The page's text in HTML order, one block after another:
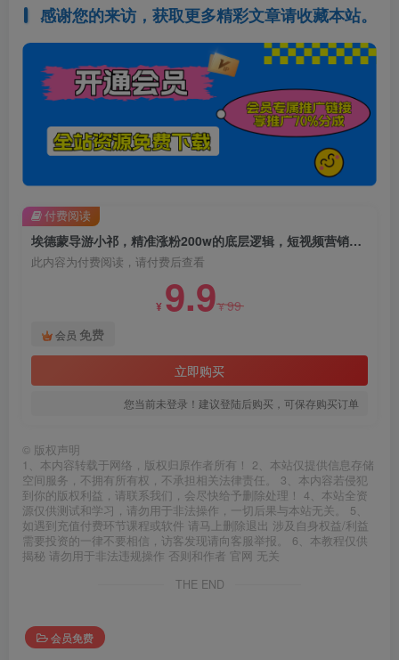
感谢您的来访，获取更多精彩文章请收藏本站。
埃德蒙导游小祁，精准涨粉200w的底层逻辑，短视频营销基本思路
此内容为付费阅读，请付费后查看
¥ 9.9¥99
会员 免费
立即购买
您当前未登录！建议登陆后购买，可保存购买订单
付费阅读
© 版权声明
1、本内容转载于网络，版权归原作者所有！ 2、本站仅提供信息存储
空间服务，不拥有所有权，不承担相关法律责任。 3、本内容若侵犯
到你的版权利益，请联系我们，会尽快给予删除处理！ 4、本站全资
源仅供测试和学习，请勿用于非法操作，一切后果与本站无关。 5、
如遇到充值付费环节课程或软件 请马上删除退出 涉及自身权益/利益
需要投资的一律不要相信，访客发现请向客服举报。 6、本教程仅供
揭秘 请勿用于非法违规操作 否则和作者 官网 无关
THE END
会员免费